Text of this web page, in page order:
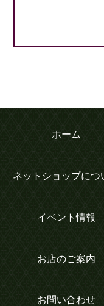
ホーム
ネットショップにつ
イベント情報
お店のご案内
お問い合わせ